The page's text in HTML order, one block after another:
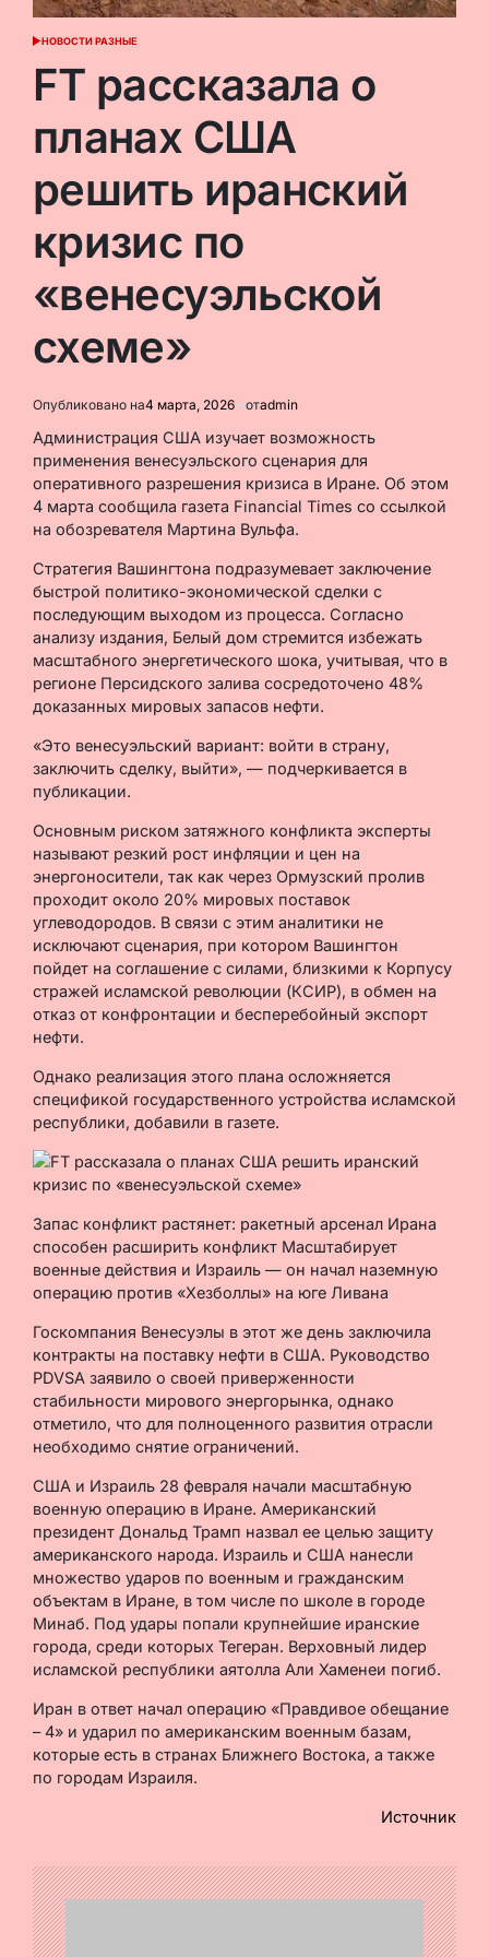
ОПУБЛИКОВАНО
НОВОСТИ РАЗНЫЕ
FT рассказала о
планах США
решить иранский
кризис по
«венесуэльской
схеме»
Опубликовано на4 марта, 2026 отadmin
Администрация США изучает возможность
применения венесуэльского сценария для
оперативного разрешения кризиса в Иране. Об этом
4 марта сообщила газета Financial Times со ссылкой
на обозревателя Мартина Вульфа.
Стратегия Вашингтона подразумевает заключение
быстрой политико-экономической сделки с
последующим выходом из процесса. Согласно
анализу издания, Белый дом стремится избежать
масштабного энергетического шока, учитывая, что в
регионе Персидского залива сосредоточено 48%
доказанных мировых запасов нефти.
«Это венесуэльский вариант: войти в страну,
заключить сделку, выйти», — подчеркивается в
публикации.
Основным риском затяжного конфликта эксперты
называют резкий рост инфляции и цен на
энергоносители, так как через Ормузский пролив
проходит около 20% мировых поставок
углеводородов. В связи с этим аналитики не
исключают сценария, при котором Вашингтон
пойдет на соглашение с силами, близкими к Корпусу
стражей исламской революции (КСИР), в обмен на
отказ от конфронтации и бесперебойный экспорт
нефти.
Однако реализация этого плана осложняется
спецификой государственного устройства исламской
республики, добавили в газете.
Запас конфликт растянет: ракетный арсенал Ирана
способен расширить конфликт Масштабирует
военные действия и Израиль — он начал наземную
операцию против «Хезболлы» на юге Ливана
Госкомпания Венесуэлы в этот же день заключила
контракты на поставку нефти в США. Руководство
PDVSA заявило о своей приверженности
стабильности мирового энергорынка, однако
отметило, что для полноценного развития отрасли
необходимо снятие ограничений.
США и Израиль 28 февраля начали масштабную
военную операцию в Иране. Американский
президент Дональд Трамп назвал ее целью защиту
американского народа. Израиль и США нанесли
множество ударов по военным и гражданским
объектам в Иране, в том числе по школе в городе
Минаб. Под удары попали крупнейшие иранские
города, среди которых Тегеран. Верховный лидер
исламской республики аятолла Али Хаменеи погиб.
Иран в ответ начал операцию «Правдивое обещание
– 4» и ударил по американским военным базам,
которые есть в странах Ближнего Востока, а также
по городам Израиля.
Источник